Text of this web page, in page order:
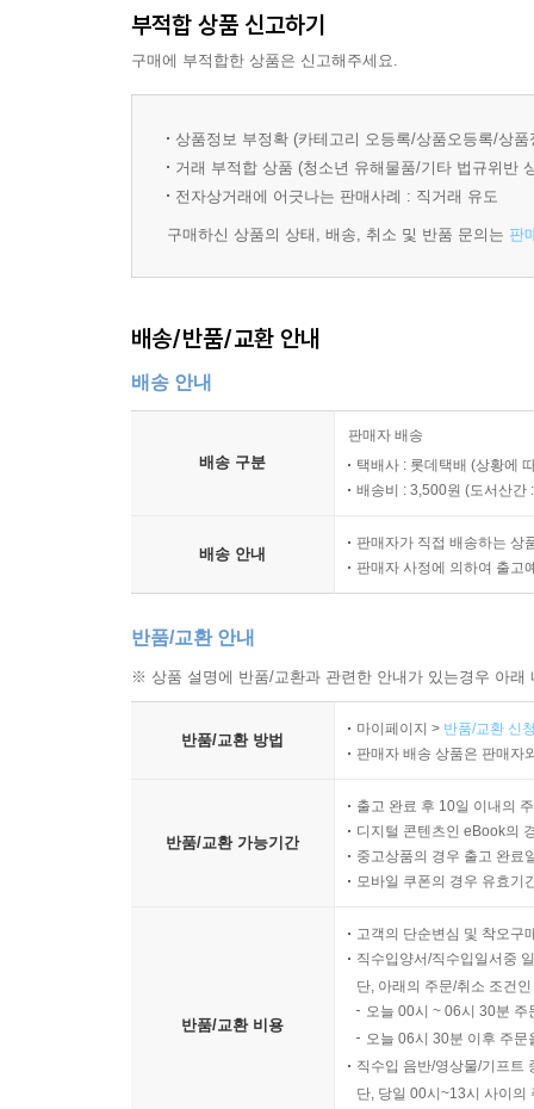
부적합 상품 신고하기
구매에 부적합한 상품은 신고해주세요.
상품정보 부정확 (카테고리 오등록/상품오등록/상
거래 부적합 상품 (청소년 유해물품/기타 법규위반
전자상거래에 어긋나는 판매사례 : 직거래 유도
구매하신 상품의 상태, 배송, 취소 및 반품 문의는 판
배송/반품/교환 안내
배송 안내
배송 구분
판매자 배송
택배사 : 롯데택배 (상황에
배송비 : 3,500원 (도서산간
배송 안내
판매자가 직접 배송하는 상
판매자 사정에 의하여 출고
반품/교환 안내
※ 상품 설명에 반품/교환과 관련한 안내가 있는경우 아
반품/교환 방법
마이페이지 > 반품/교환 신
판매자 배송 상품은 판매자
반품/교환 가능기간
출고 완료 후 10일 이내의
디지털 콘텐츠인 eBook의
중고상품의 경우 출고 완료
모바일 쿠폰의 경우 유효기
반품/교환 비용
고객의 단순변심 및 착오구
직수입양서/직수입일서중
단, 아래의 주문/취소 조건
오늘 00시 ~ 06시 30분
오늘 06시 30분 이후 주
직수입 음반/영상물/기프트
단, 당일 00시~13시 사이의